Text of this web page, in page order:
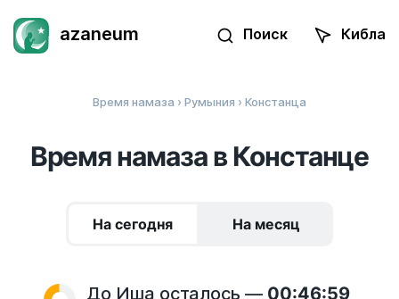
azaneum Поиск Кибла
Время намаза › Румыния › Констанца
Время намаза в Констанце
На сегодня На месяц
До Иша осталось — 00:46:59